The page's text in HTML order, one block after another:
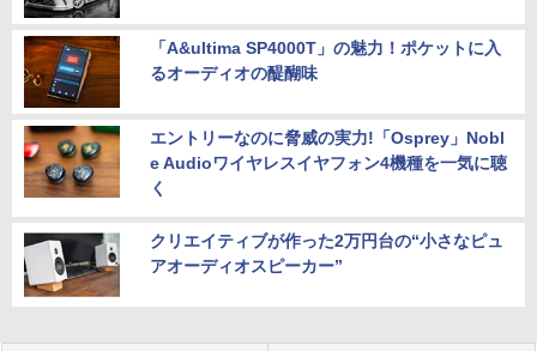
「A&ultima SP4000T」の魅力！ポケットに入
るオーディオの醍醐味
エントリーなのに脅威の実力!「Osprey」Nobl
e Audioワイヤレスイヤフォン4機種を一気に聴
く
クリエイティブが作った2万円台の“小さなピュ
アオーディオスピーカー”